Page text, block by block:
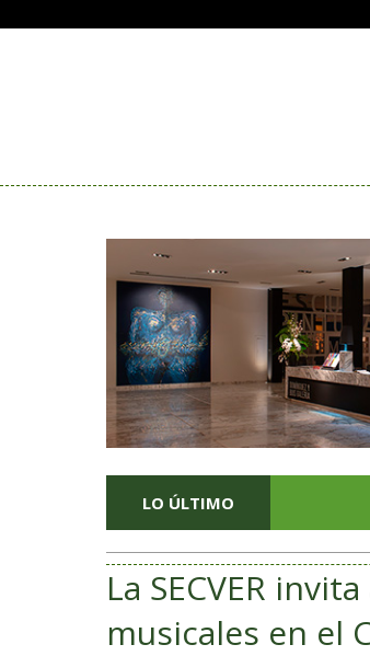
LO ÚLTIMO
La SECVER
musicales en el